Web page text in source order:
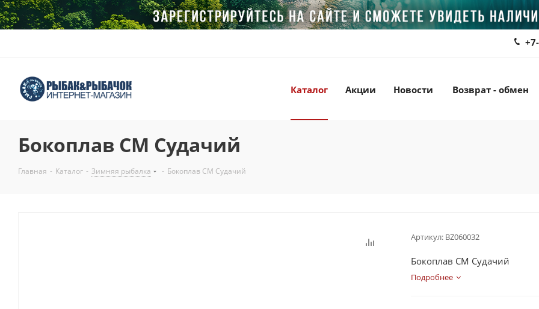
Каталог Акции Новости Возврат - обмен
Бокоплав СМ Судачий
Главная - Каталог - Зимняя рыбалка - Бокоплав СМ Судачий
Артикул: BZ060032
Бокоплав СМ Судачий
Подробнее